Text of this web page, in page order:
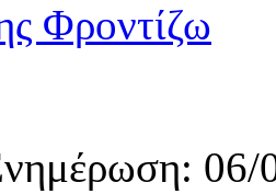
Φροντίζω